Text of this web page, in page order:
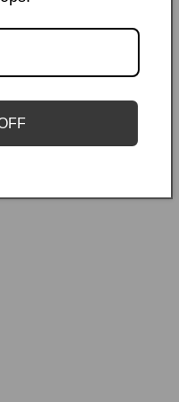
N’utilisez jamais de sèche-
le vêtement sec, utilisez